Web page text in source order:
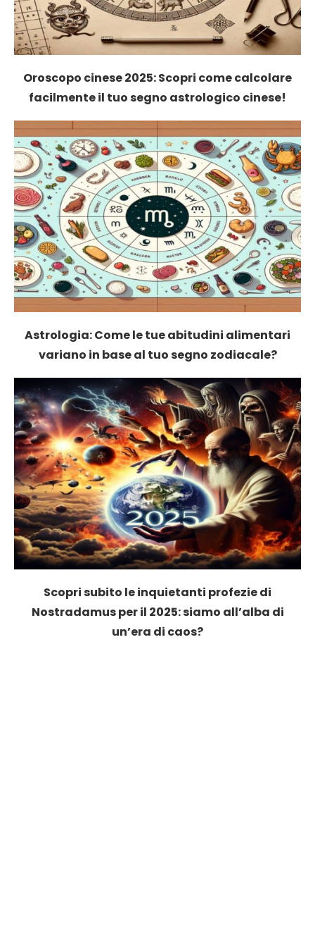
Oroscopo cinese 2025: Scopri come calcolare
facilmente il tuo segno astrologico cinese!
Astrologia: Come le tue abitudini alimentari
variano in base al tuo segno zodiacale?
Scopri subito le inquietanti profezie di
Nostradamus per il 2025: siamo all’alba di
un’era di caos?